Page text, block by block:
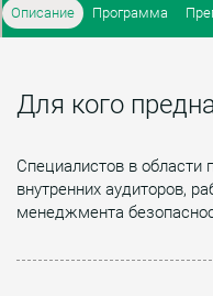
Описание Программа
Для кого
Специалистов в
внутренних аудиторов,
менеджмента